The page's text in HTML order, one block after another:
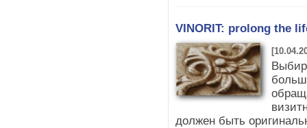
VINORIT: prolong the
должен быть